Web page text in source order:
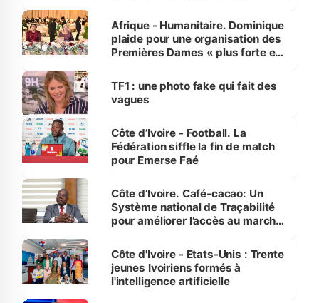
Afrique - Humanitaire. Dominique
plaide pour une organisation des
Premières Dames « plus forte et
sur la scène internationale »
TF1 : une photo fake qui fait des
vagues
Côte d’Ivoire - Football. La
Fédération siffle la fin de match
pour Emerse Faé
Côte d’Ivoire. Café-cacao: Un
Système national de Traçabilité
pour améliorer l’accès au marché
Côte d'Ivoire - Etats-Unis : Trente
jeunes Ivoiriens formés à
l'intelligence artificielle